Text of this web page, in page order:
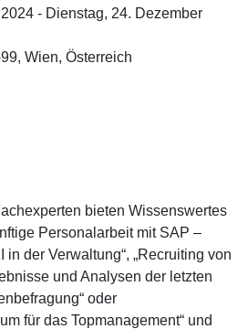
- Dienstag, 24. Dezember
Wien, Österreich
bieten Wissenswertes
Personalarbeit mit SAP –
in der Verwaltung“, „Recruiting von
und Analysen der letzten
oder
für das Topmanagement“ und